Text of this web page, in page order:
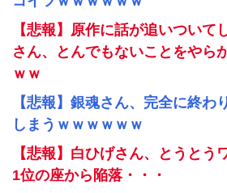
【悲報】原作に話が追いついて
さん、とんでもないことをやら
ｗｗ
【悲報】銀魂さん、完全に終わ
しまうｗｗｗｗｗｗ
【悲報】白ひげさん、とうとう
1位の座から陥落・・・